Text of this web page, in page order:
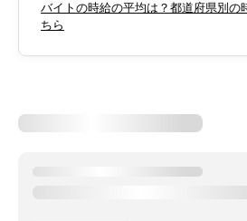
バイトの時給の平均は？都道府県別の
ちら